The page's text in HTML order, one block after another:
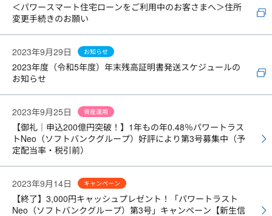
＜パワースマート住宅ローンをご利用中のお客さまへ＞住所
変更手続きのお願い
2023年9月29日 お知らせ
2023年度（令和5年度）年末残高証明書発送スケジュールの
お知らせ
2023年9月25日 資産運用
【御礼｜申込200億円突破！】1年もの年0.48％パワートラス
トNeo（ソフトバンクグループ）好評により第3号募集中（予
定配当率・税引前）
2023年9月14日 キャンペーン
【終了】3,000円キャッシュプレゼント！「パワートラスト
Neo（ソフトバンクグループ）第3号」キャンペーン【新生信